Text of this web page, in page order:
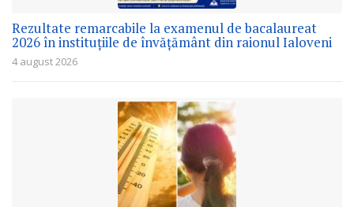
Rezultate remarcabile la examenul de bacalaureat
2026 în instituțiile de învățământ din raionul Ialoveni
4 august 2026